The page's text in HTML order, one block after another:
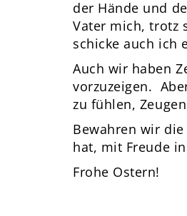
der Hände und
Vater mich, trotz
schicke auch ich
Auch wir haben
vorzuzeigen.
zu fühlen,
Bewahren wir
hat, mit Freude
Frohe Ostern!